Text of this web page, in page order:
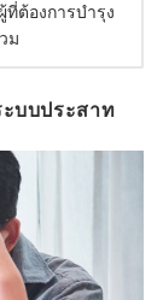
ที่ต้องการบำรุง
ม
บบประสาท